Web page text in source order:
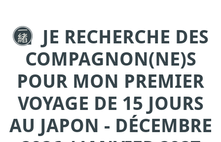
JE RECHERCHE DES
COMPAGNON(NE)S
POUR MON PREMIER
VOYAGE DE 15 JOURS
AU JAPON - DÉCEMBRE